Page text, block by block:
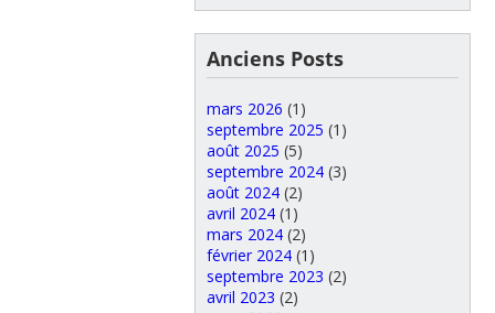
Anciens Posts
mars 2026 (1)
septembre 2025 (1)
août 2025 (5)
septembre 2024(3)
août 2024(2)
avril 2024(1)
mars 2024(2)
février 2024(1)
septembre 2023 (2)
avril 2023 (2)